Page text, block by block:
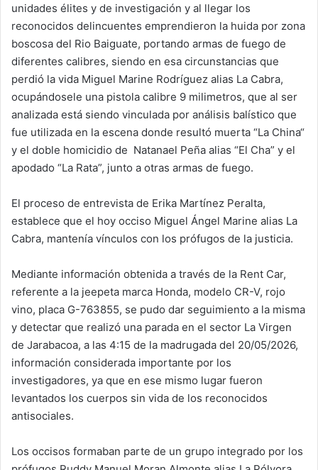
unidades élites y de investigación y al llegar los
reconocidos delincuentes emprendieron la huida por zona
boscosa del Rio Baiguate, portando armas de fuego de
diferentes calibres, siendo en esa circunstancias que
perdió la vida Miguel Marine Rodríguez alias La Cabra,
ocupándosele una pistola calibre 9 milimetros, que al ser
analizada está siendo vinculada por análisis balístico que
fue utilizada en la escena donde resultó muerta “La China“
y el doble homicidio de Natanael Peña alias “El Cha” y el
apodado “La Rata”, junto a otras armas de fuego.
El proceso de entrevista de Erika Martínez Peralta,
establece que el hoy occiso Miguel Ángel Marine alias La
Cabra, mantenía vínculos con los prófugos de la justicia.
Mediante información obtenida a través de la Rent Car,
referente a la jeepeta marca Honda, modelo CR-V, rojo
vino, placa G-763855, se pudo dar seguimiento a la misma
y detectar que realizó una parada en el sector La Virgen
de Jarabacoa, a las 4:15 de la madrugada del 20/05/2026,
información considerada importante por los
investigadores, ya que en ese mismo lugar fueron
levantados los cuerpos sin vida de los reconocidos
antisociales.
Los occisos formaban parte de un grupo integrado por los